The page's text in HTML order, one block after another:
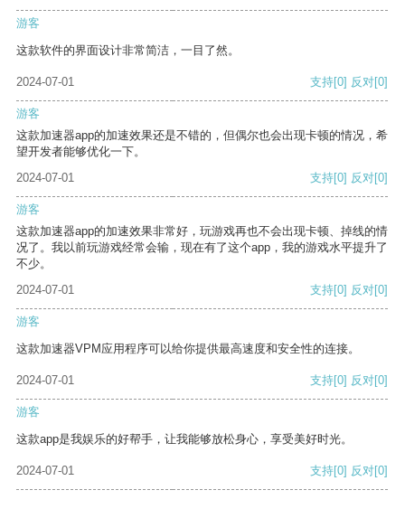
游客
这款软件的界面设计非常简洁，一目了然。
2024-07-01 支持[0] 反对[0]
游客
这款加速器app的加速效果还是不错的，但偶尔也会出现卡顿的情况，希
望开发者能够优化一下。
2024-07-01
支持[0] 反对[0]
游客
这款加速器app的加速效果非常好，玩游戏再也不会出现卡顿、掉线的情
况了。我以前玩游戏经常会输，现在有了这个app，我的游戏水平提升了
不少。
2024-07-01
支持[0] 反对[0]
游客
这款加速器VPM应用程序可以给你提供最高速度和安全性的连接。
2024-07-01 支持[0] 反对[0]
游客
这款app是我娱乐的好帮手，让我能够放松身心，享受美好时光。
2024-07-01 支持[0] 反对[0]